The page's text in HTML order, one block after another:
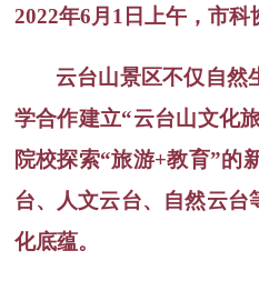
2022年6月1日上午，市科
云台山景区不仅自然
学合作建立“云台山文化
院校探索“旅游+教育”的
台、人文云台、自然云
化底蕴。